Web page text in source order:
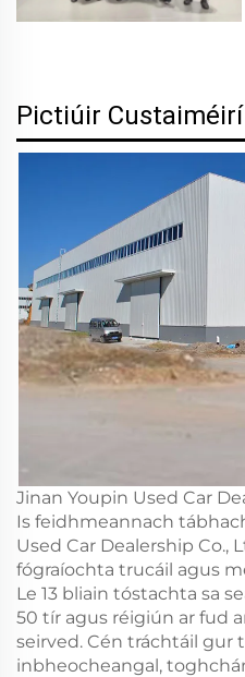
Pictiúir Custaiméirí
Jinan Youpin Used Car
Is feidhmeannach
Used Car Dealership Co.,
fógraíochta trucáil agus
Le 13 bliain tóstachta sa
50 tír agus réigiún ar fud
seirved. Cén tráchtáil gur
inbheocheangal,